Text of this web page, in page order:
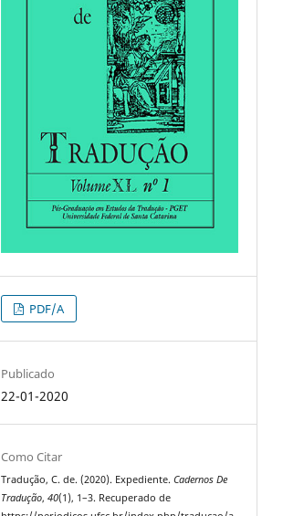
PDF/A
Publicado
22-01-2020
Como Citar
Tradução, C. de. (2020). Expediente.Cadernos De
Tradução,40(1), 1–3. Recuperado de